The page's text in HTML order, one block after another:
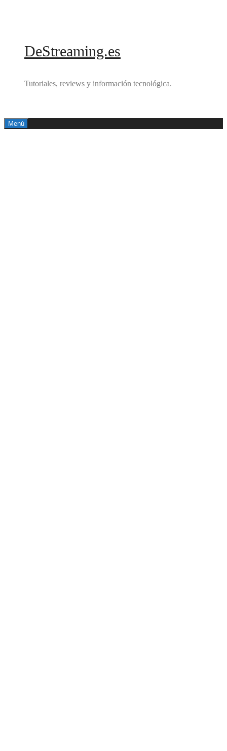
DeStreaming.es
Tutoriales, reviews y información tecnológica.
Menú